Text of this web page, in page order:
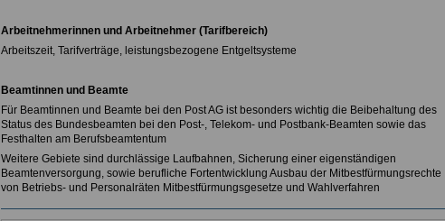
Arbeitnehmerinnen und Arbeitnehmer (Tarifbereich)
Arbeitszeit, Tarifverträge, leistungsbezogene Entgeltsysteme
Beamtinnen und Beamte
Für Beamtinnen und Beamte bei den Post AG ist besonders wichtig die Beibehaltung des
Status des Bundesbeamten bei den Post-, Telekom- und Postbank-Beamten sowie das
Festhalten am Berufsbeamtentum
Weitere Gebiete sind durchlässige Laufbahnen, Sicherung einer eigenständigen
Beamtenversorgung, sowie berufliche Fortentwicklung Ausbau der Mitbestfürmungsrechte
von Betriebs- und Personalräten Mitbestfürmungsgesetze und Wahlverfahren